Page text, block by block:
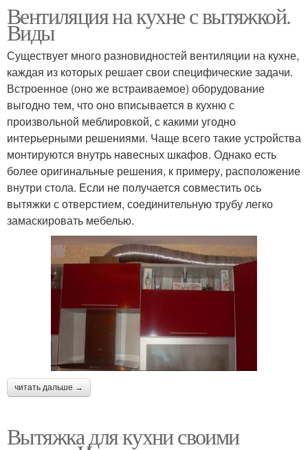
Вентиляция на кухне с вытяжкой.
Виды
Существует много разновидностей вентиляции на кухне,
каждая из которых решает свои специфические задачи.
Встроенное (оно же встраиваемое) оборудование
выгодно тем, что оно вписывается в кухню с
произвольной меблировкой, с какими угодно
интерьерными решениями. Чаще всего такие устройства
монтируются внутрь навесных шкафов. Однако есть
более оригинальные решения, к примеру, расположение
внутри стола. Если не получается совместить ось
вытяжки с отверстием, соединительную трубу легко
замаскировать мебелью.
читать дальше →
Вытяжка для кухни своими